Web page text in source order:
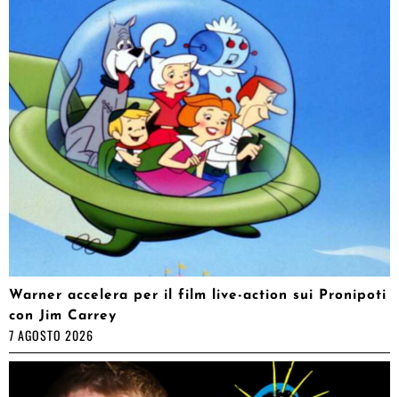
Warner accelera per il film live-action sui Pronipoti
con Jim Carrey
7 AGOSTO 2026